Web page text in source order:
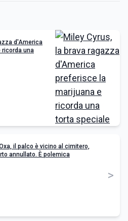
ricorda una
il palco è vicino al cimitero,
annullato. È polemica
>